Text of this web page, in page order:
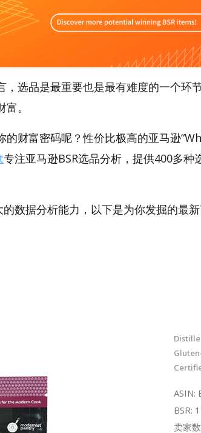
，选品是最重要也是最有难度的一个环
。
的财富密码呢？性价比极高的亚马逊
专注亚马逊BSR选品分析，提供400多
数据分析能力，以下是为你发掘的最
ASIN:
BSR:
卖家